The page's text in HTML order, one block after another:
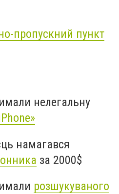
пропускний пункт
нелегальну
намагався
за 2000$
розшукуваного